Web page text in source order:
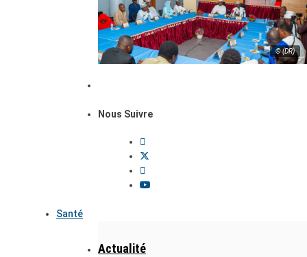
© (DR)
Nous Suivre
Santé
Actualité